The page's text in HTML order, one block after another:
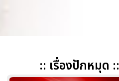
:: เรื่องปักหมุด ::